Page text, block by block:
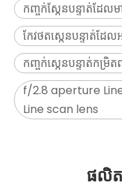
កញ្ចក់ស្កែនបន្ទាត់ដែ
កែវថតស្កេនបន្ទាត់ដែ
កញ្ចក់ស្កេនបន្ទាត់កម្
f/2.8 aperture
Line scan lens
ផលិត